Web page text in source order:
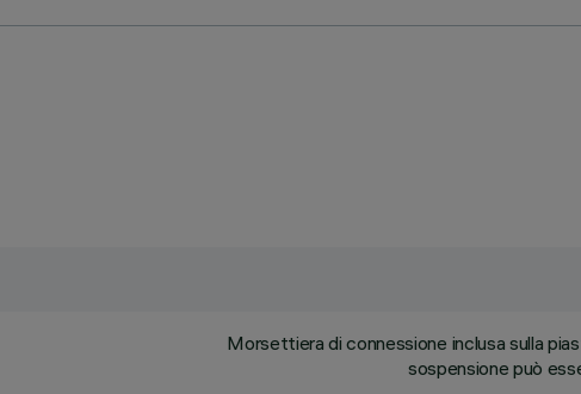
Morsettiera di connessione inclusa sulla
sospensione può